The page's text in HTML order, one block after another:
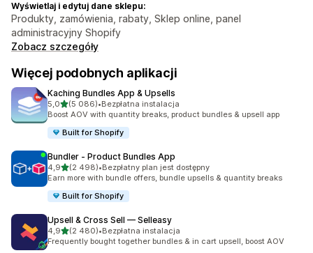
Wyświetlaj i edytuj dane sklepu:
Produkty, zamówienia, rabaty, Sklep online, panel
administracyjny Shopify
Zobacz szczegóły
Więcej podobnych aplikacji
Kaching Bundles App & Upsells
5,0na 5 gwiazdek
(5 086)
Łączna liczba recenzji: 5086
•Bezpłatna instalacja
Boost AOV with quantity breaks, product bundles & upsell app
Built for Shopify
Bundler ‑ Product Bundles App
4,9na 5 gwiazdek
(2 498)
Łączna liczba recenzji: 2498
•Bezpłatny plan jest dostępny
Earn more with bundle offers, bundle upsells & quantity breaks
Built for Shopify
Upsell & Cross Sell — Selleasy
4,9na 5 gwiazdek
(2 480)
Łączna liczba recenzji: 2480
•Bezpłatna instalacja
Frequently bought together bundles & in cart upsell, boost AOV